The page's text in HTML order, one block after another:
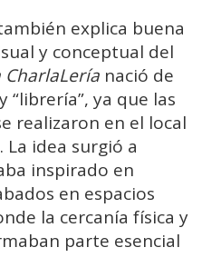
explica buena
y conceptual del
CharlaLería nació de
“librería”, ya que las
realizaron en el local
La idea surgió a
inspirado en
en espacios
la cercanía física y
parte esencial